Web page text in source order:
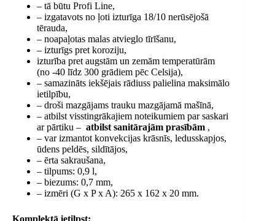
– tā būtu Profi Line,
– izgatavots no ļoti izturīga 18/10 nerūsējošā
tērauda,
– noapaļotas malas atvieglo tīrīšanu,
– izturīgs pret koroziju,
izturība pret augstām un zemām temperatūrām
(no -40 līdz 300 grādiem pēc Celsija),
– samazināts iekšējais rādiuss palielina maksimālo
ietilpību,
– droši mazgājams trauku mazgājamā mašīnā,
– atbilst visstingrākajiem noteikumiem par saskari
ar pārtiku – atbilst sanitārajām prasībām ,
– var izmantot konvekcijas krāsnīs, ledusskapjos,
ūdens peldēs, sildītājos,
– ērta sakraušana,
– tilpums: 0,9 l,
– biezums: 0,7 mm,
– izmēri (G x P x A): 265 x 162 x 20 mm.